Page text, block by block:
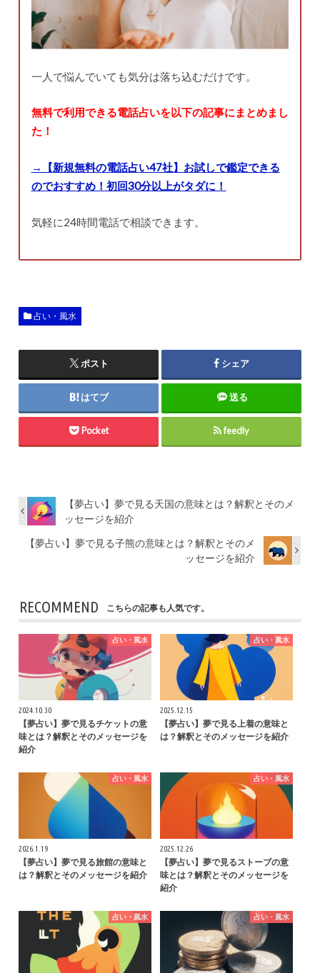
一人で悩んでいても気分は落ち込むだけです。
無料で利用できる電話占いを以下の記事にまとめまし
た！
→【新規無料の電話占い47社】お試しで鑑定できる
のでおすすめ！初回30分以上がタダに！
気軽に24時間電話で相談できます。
占い・風水
ポスト シェア
はてブ 送る
Pocket feedly
【夢占い】夢で見る天国の意味とは？解釈とそのメ
ッセージを紹介
【夢占い】夢で見る子熊の意味とは？解釈とそのメ
ッセージを紹介
RECOMMEND こちらの記事も人気です。
占い・風水
2024.10.30
【夢占い】夢で見るチケットの意
味とは？解釈とそのメッセージを
紹介
占い・風水
2025.12.15
【夢占い】夢で見る上着の意味と
は？解釈とそのメッセージを紹介
占い・風水
2026.1.19
【夢占い】夢で見る旅館の意味と
は？解釈とそのメッセージを紹介
占い・風水
2025.12.26
【夢占い】夢で見るストーブの意
味とは？解釈とそのメッセージを
紹介
占い・風水 占い・風水